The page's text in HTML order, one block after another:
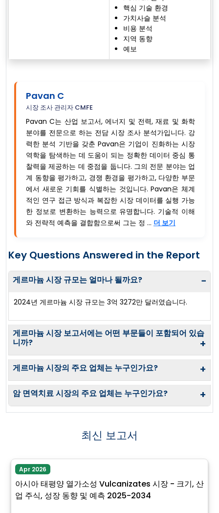
핵심 기술 환경
가치사슬 분석
비용 분석
지역 동향
예보
Pavan C
시장 조사 관리자 CMFE
Pavan C는 산업 보고서, 에너지 및 전력, 재료 및 화학
분야를 전문으로 하는 전담 시장 조사 분석가입니다. 강
력한 분석 기반을 갖춘 Pavan은 기업이 진화하는 시장
역학을 탐색하는 데 도움이 되는 정확한 데이터 중심 통
찰력을 제공하는 데 중점을 둡니다. 그의 전문 분야는 업
계 동향을 평가하고, 경쟁 환경을 평가하고, 다양한 부문
에서 새로운 기회를 식별하는 것입니다. Pavan은 체계
적인 연구 접근 방식과 복잡한 시장 데이터를 실행 가능
한 정보로 변환하는 능력으로 유명합니다. 기술적 이해
와 전략적 예측을 결합함으로써 그는 정 ... 더 보기
Key Questions Answered in the Report
게르마늄 시장 규모는 얼마나 될까요? −
2024년 게르마늄 시장 규모는 3억 3272만 달러였습니다.
게르마늄 시장 보고서에는 어떤 부문들이 포함되어 있습
니까?
+
게르마늄 시장의 주요 업체는 누구인가요? +
암 면역치료 시장의 주요 업체는 누구인가요? +
최신 보고서
Apr 2026
아시아 태평양 열가소성 Vulcanizates 시장 - 크기, 산
업 주식, 성장 동향 및 예측 2025-2034